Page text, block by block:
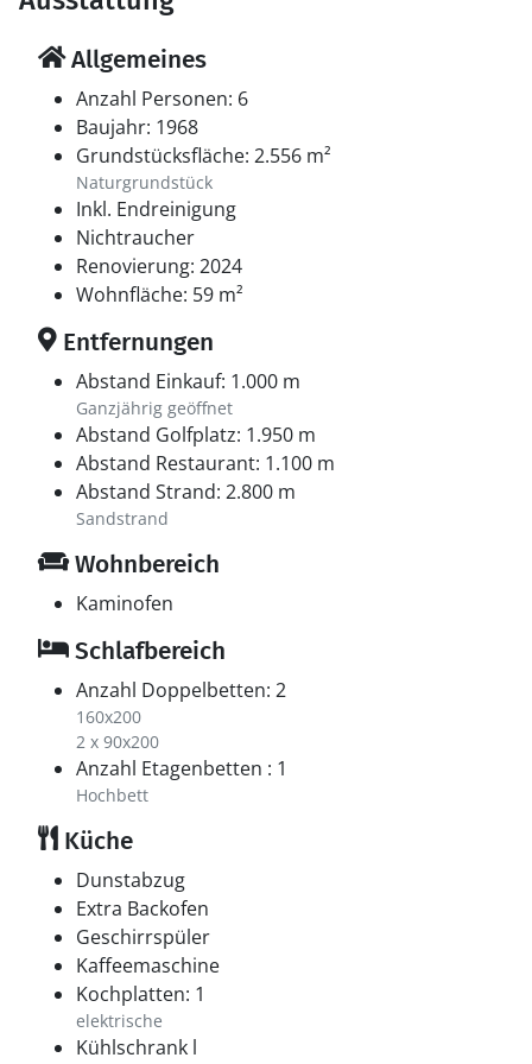
machen, wo dich zahlreiche Geschäfte, Restaurants
und Attraktionen erwarten. Ein Ausflug zum Hvidbjerg
Strand ist ebenfalls ein Muss – hier kannst du in den
Wellen der Nordsee baden oder mit den Kindern
Sandburgen bauen. Der Leuchtturm Blåvandshuk und
das Tirpitz-Museum sind lohnenswerte Ausflugsziele
für die ganze Familie. Nach einem erlebnisreichen Tag
ist es herrlich, in die Ruhe des Ferienhauses in der
Hedevej 8 zurückzukehren.
Allgemeines
Anzahl Personen: 6
Baujahr: 1968
Grundstücksfläche: 2.556 m²
Naturgrundstück
Inkl. Endreinigung
Nichtraucher
Renovierung: 2024
Wohnfläche: 59 m²
Entfernungen
Abstand Einkauf: 1.000 m
Ganzjährig geöffnet
Abstand Golfplatz: 1.950 m
Abstand Restaurant: 1.100 m
Abstand Strand: 2.800 m
Sandstrand
Wohnbereich
Kaminofen
Schlafbereich
Anzahl Doppelbetten: 2
160x200
2 x 90x200
Anzahl Etagenbetten : 1
Hochbett
Küche
Dunstabzug
Extra Backofen
Geschirrspüler
Kaffeemaschine
Kochplatten: 1
elektrische
Kühlschrank l